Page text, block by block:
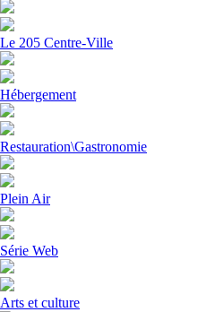
Le 205 Centre-Ville
Hébergement
Restauration\Gastronomie
Plein Air
Série Web
Arts et culture